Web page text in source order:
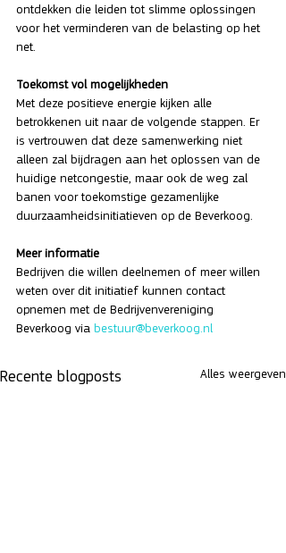
ontdekken die leiden tot slimme oplossingen
voor het verminderen van de belasting op het
net.
Toekomst vol mogelijkheden
Met deze positieve energie kijken alle
betrokkenen uit naar de volgende stappen. Er
is vertrouwen dat deze samenwerking niet
alleen zal bijdragen aan het oplossen van de
huidige netcongestie, maar ook de weg zal
banen voor toekomstige gezamenlijke
duurzaamheidsinitiatieven op de Beverkoog.
Meer informatie
Bedrijven die willen deelnemen of meer willen
weten over dit initiatief kunnen contact
opnemen met de Bedrijvenvereniging
Beverkoog via bestuur@beverkoog.nl
Recente blogposts Alles weergeven